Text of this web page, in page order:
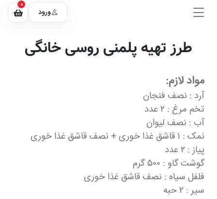
ورود
0
طرز تهیه پلمنی روسی خانگی
مواد لازم:
آرد : نصف فنجان
تخم مرغ : ۲ عدد
آب : نصف لیوان
نمک : ۱ قاشق غذا خوری + نصف قاشق غذا خوری
پیاز : ۲ عدد
گوشت گاو : ۵۰۰ گرم
فلفل سیاه : نصف قاشق غذا خوری
سیر : ۲ حبه